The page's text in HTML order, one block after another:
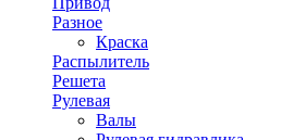
Разное
Краска
Распылитель
Решета
Рулевая
Валы